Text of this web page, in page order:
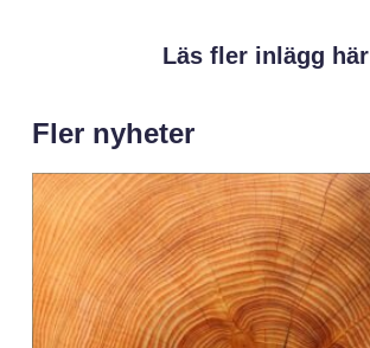
Läs fler inlägg här
Fler nyheter